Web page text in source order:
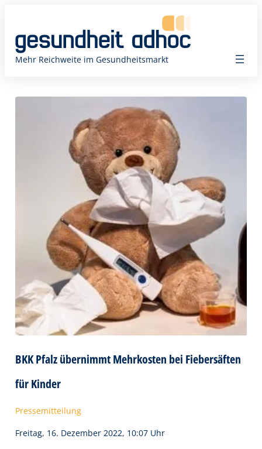
springen
Mehr Reichweite im Gesundheitsmarkt
BKK Pfalz übernimmt Mehrkosten bei Fiebersäften
für Kinder
Pressemitteilung
Freitag, 16. Dezember 2022, 10:07 Uhr